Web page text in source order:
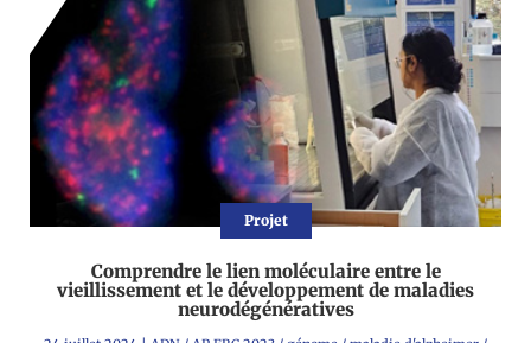
Projet
Comprendre le lien moléculaire entre le
vieillissement et le développement de maladies
neurodégénératives